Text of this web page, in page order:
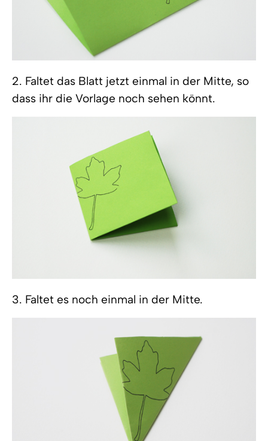
2. Faltet das Blatt jetzt einmal in der Mitte, so
dass ihr die Vorlage noch sehen könnt.
3. Faltet es noch einmal in der Mitte.